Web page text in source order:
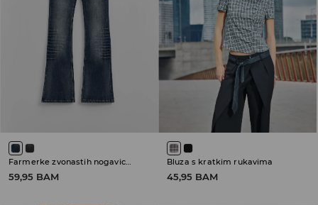
Farmerke zvonastih nogavica sa niskim strukom
59,95 BAM
Bluza s kratkim rukavima
45,95 BAM